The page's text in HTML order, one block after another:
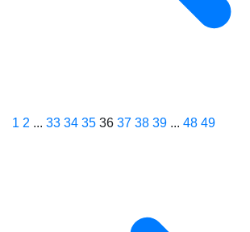
1 2 ... 33 34 35 36 37 38 39 ... 48 49